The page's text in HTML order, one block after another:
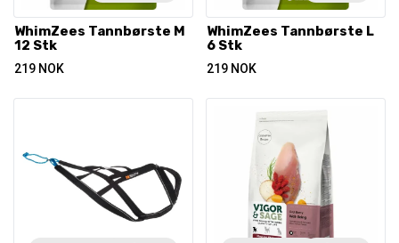
WhimZees Tannbørste M
12 Stk
219 NOK
WhimZees Tannbørste L
6 Stk
219 NOK